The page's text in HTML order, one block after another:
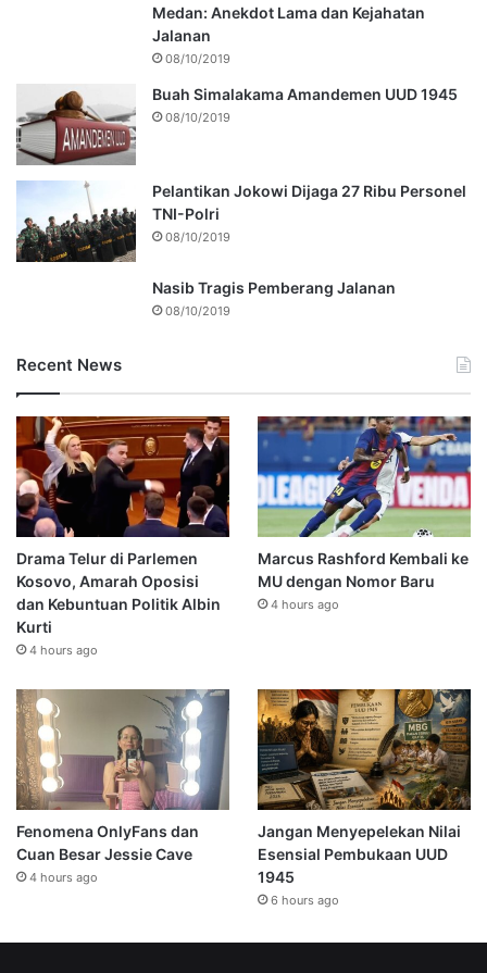
Medan: Anekdot Lama dan Kejahatan
Jalanan
08/10/2019
Buah Simalakama Amandemen UUD 1945
08/10/2019
Pelantikan Jokowi Dijaga 27 Ribu Personel
TNI-Polri
08/10/2019
Nasib Tragis Pemberang Jalanan
08/10/2019
Recent News
Drama Telur di Parlemen
Kosovo, Amarah Oposisi
dan Kebuntuan Politik Albin
Kurti
4 hours ago
Marcus Rashford Kembali ke
MU dengan Nomor Baru
4 hours ago
Fenomena OnlyFans dan
Cuan Besar Jessie Cave
4 hours ago
Jangan Menyepelekan Nilai
Esensial Pembukaan UUD
1945
6 hours ago